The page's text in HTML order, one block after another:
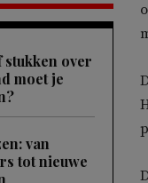
stukken over
moet je
van
tot nieuwe